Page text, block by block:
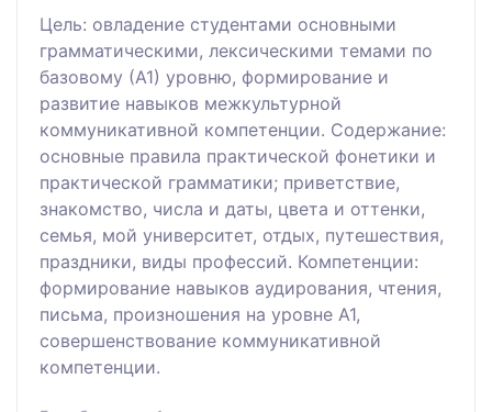
Цель: овладение студентами основными
грамматическими, лексическими темами по
базовому (А1) уровню, формирование и
развитие навыков межкультурной
коммуникативной компетенции. Содержание:
основные правила практической фонетики и
практической грамматики; приветствие,
знакомство, числа и даты, цвета и оттенки,
семья, мой университет, отдых, путешествия,
праздники, виды профессий. Компетенции:
формирование навыков аудирования, чтения,
письма, произношения на уровне А1,
совершенствование коммуникативной
компетенции.